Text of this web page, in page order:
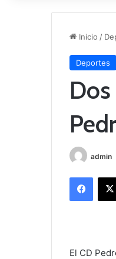
Inicio /
Deportes
admin
El CD